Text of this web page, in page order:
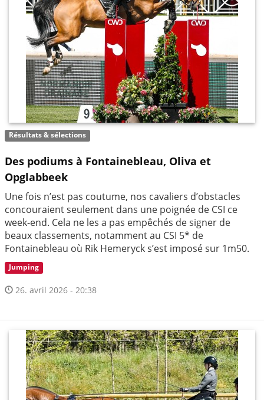
Résultats & sélections
Des podiums à Fontainebleau, Oliva et
Opglabbeek
Une fois n’est pas coutume, nos cavaliers d’obstacles
concouraient seulement dans une poignée de CSI ce
week-end. Cela ne les a pas empêchés de signer de
beaux classements, notamment au CSI 5* de
Fontainebleau où Rik Hemeryck s’est imposé sur 1m50.
Jumping
26. avril 2026 - 20:38